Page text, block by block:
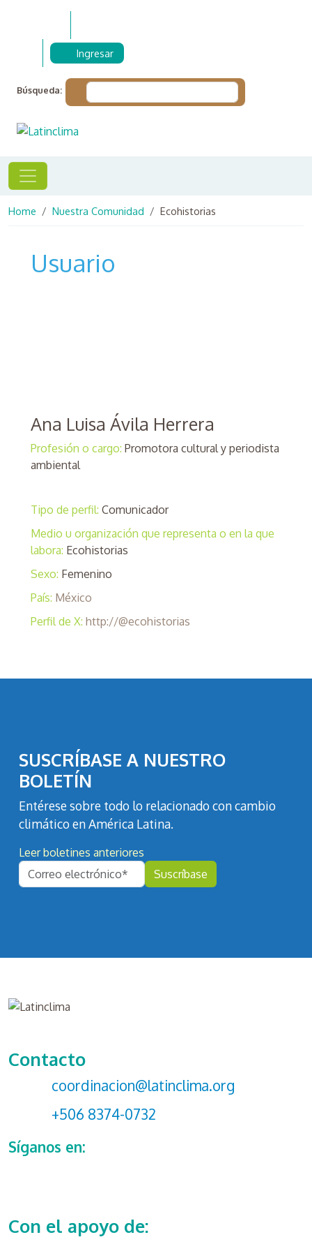
Skip to main content
Ingresar
Búsqueda:
Breadcrumb
Home Nuestra Comunidad Ecohistorias
Usuario
Ana Luisa Ávila Herrera
Profesión o cargo: Promotora cultural y periodista
ambiental
Tipo de perfil: Comunicador
Medio u organización que representa o en la que
labora: Ecohistorias
Sexo: Femenino
País: México
Perfil de X: http://@ecohistorias
SUSCRÍBASE A NUESTRO
BOLETÍN
Entérese sobre todo lo relacionado con cambio
climático en América Latina.
Leer boletines anteriores
Contacto
coordinacion@latinclima.org
+506 8374-0732
Síganos en:
Con el apoyo de: